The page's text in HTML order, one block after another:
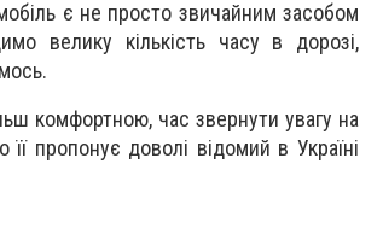
є не просто звичайним засобом
велику кількість часу в дорозі,
комфортною, час звернути увагу на
її пропонує доволі відомий в Україні